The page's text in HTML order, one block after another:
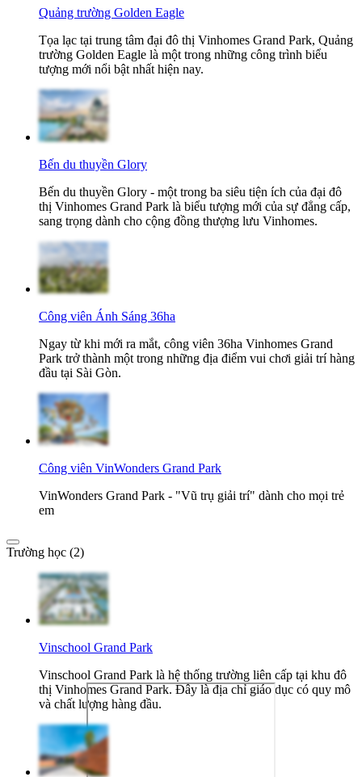
Quảng trường Golden Eagle
Tọa lạc tại trung tâm đại đô thị Vinhomes Grand Park, Quảng
trường Golden Eagle là một trong những công trình biểu
tượng mới nổi bật nhất hiện nay.
Bến du thuyền Glory
Bến du thuyền Glory - một trong ba siêu tiện ích của đại đô
thị Vinhomes Grand Park là biểu tượng mới của sự đẳng cấp,
sang trọng dành cho cộng đồng thượng lưu Vinhomes.
Công viên Ánh Sáng 36ha
Ngay từ khi mới ra mắt, công viên 36ha Vinhomes Grand
Park trở thành một trong những địa điểm vui chơi giải trí hàng
đầu tại Sài Gòn.
Công viên VinWonders Grand Park
VinWonders Grand Park - "Vũ trụ giải trí" dành cho mọi trẻ
em
Trường học (2)
Vinschool Grand Park
Vinschool Grand Park là hệ thống trường liên cấp tại khu đô
thị Vinhomes Grand Park. Đây là địa chỉ giáo dục có quy mô
và chất lượng hàng đầu.